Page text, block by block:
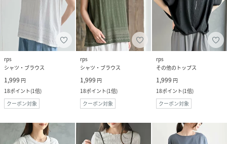
rps
シャツ・ブラウス
1,999 円
18ポイント(1倍)
クーポン対象
rps
シャツ・ブラウス
1,999 円
18ポイント(1倍)
クーポン対象
rps
その他のトップス
1,999 円
18ポイント(1倍)
クーポン対象